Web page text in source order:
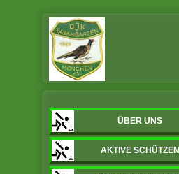
ÜBER UNS
AKTIVE SCHÜTZEN